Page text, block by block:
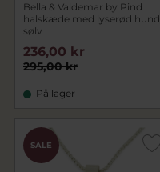
Bella & Valdemar by Pind
halskæde med lyserød hund
sølv
295,00 kr
236,00 kr
På lager
SALE